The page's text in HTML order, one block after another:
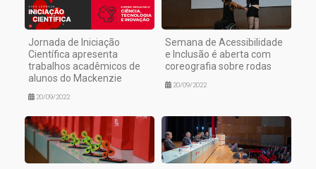
Jornada de Iniciação
Científica apresenta
trabalhos acadêmicos de
alunos do Mackenzie
20/09/2022
Semana de Acessibilidade
e Inclusão é aberta com
coreografia sobre rodas
20/09/2022